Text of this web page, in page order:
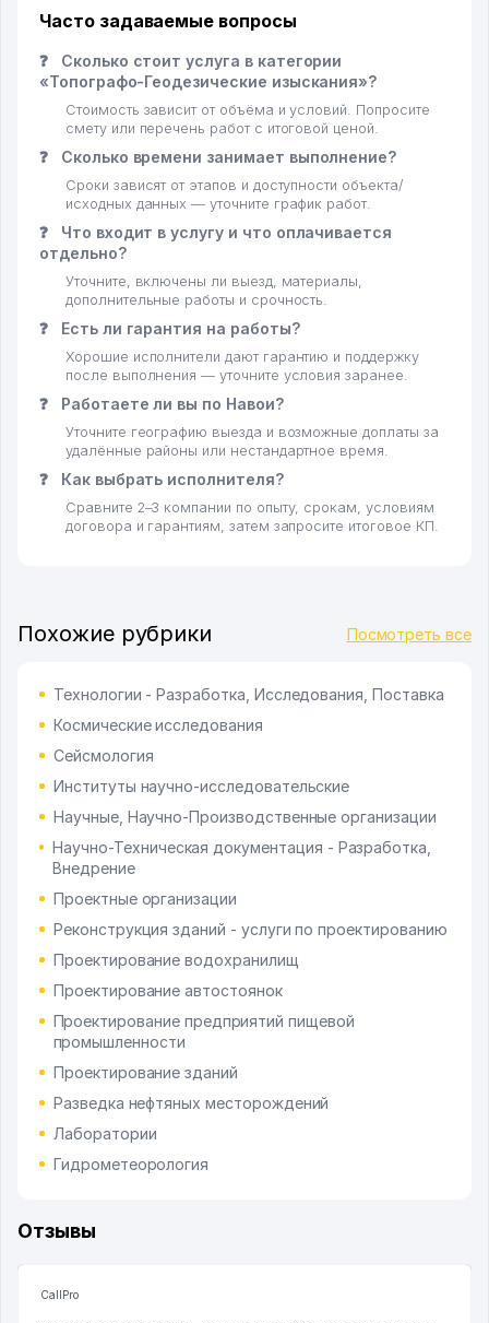
Часто задаваемые вопросы
❓
Сколько стоит услуга в категории
«Топографо-Геодезические изыскания»?
Стоимость зависит от объёма и условий. Попросите
смету или перечень работ с итоговой ценой.
❓ Сколько времени занимает выполнение?
Сроки зависят от этапов и доступности объекта/
исходных данных — уточните график работ.
❓
Что входит в услугу и что оплачивается
отдельно?
Уточните, включены ли выезд, материалы,
дополнительные работы и срочность.
❓ Есть ли гарантия на работы?
Хорошие исполнители дают гарантию и поддержку
после выполнения — уточните условия заранее.
❓ Работаете ли вы по Навои?
Уточните географию выезда и возможные доплаты за
удалённые районы или нестандартное время.
❓ Как выбрать исполнителя?
Сравните 2–3 компании по опыту, срокам, условиям
договора и гарантиям, затем запросите итоговое КП.
Похожие рубрики Посмотреть все
Технологии - Разработка, Исследования, Поставка
Космические исследования
Сейсмология
Институты научно-исследовательские
Научные, Научно-Производственные организации
Научно-Техническая документация - Разработка,
Внедрение
Проектные организации
Реконструкция зданий - услуги по проектированию
Проектирование водохранилищ
Проектирование автостоянок
Проектирование предприятий пищевой
промышленности
Проектирование зданий
Разведка нефтяных месторождений
Лаборатории
Гидрометеорология
Отзывы
CallPro